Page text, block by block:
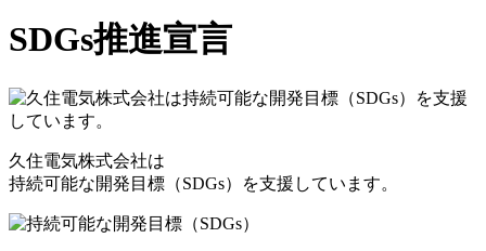
SDGs推進宣言
久住電気株式会社は
持続可能な開発目標（SDGs）を支援しています。